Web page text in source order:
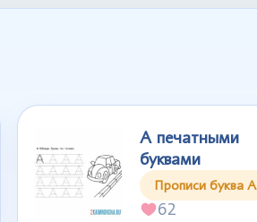
А печатными
буквами
Прописи буква А
62